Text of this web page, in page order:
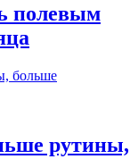
полевым
рутины,